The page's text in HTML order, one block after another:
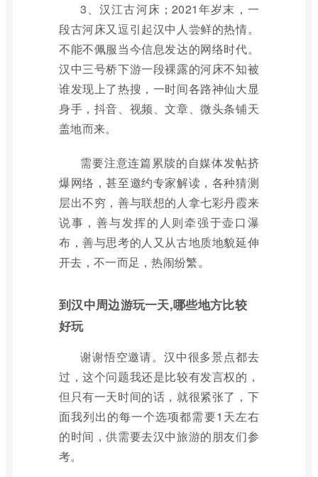
3、汉江古河床；2021年岁末，一
段古河床又逗引起汉中人尝鲜的热情。
不能不佩服当今信息发达的网络时代。
汉中三号桥下游一段裸露的河床不知被
谁发现上了热搜，一时间各路神仙大显
身手，抖音、视频、文章、微头条铺天
盖地而来。
需要注意连篇累牍的自媒体发帖挤
爆网络，甚至邀约专家解读，各种猜测
层出不穷，善与联想的人拿七彩丹霞来
说事，善与发挥的人则牵强于壶口瀑
布，善与思考的人又从古地质地貌延伸
开去，不一而足，热闹纷繁。
到汉中周边游玩一天,哪些地方比较
好玩
谢谢悟空邀请。汉中很多景点都去
过，这个问题我还是比较有发言权的，
但只有一天时间的话，就很紧张了，下
面我列出的每一个选项都需要1天左右
的时间，供需要去汉中旅游的朋友们参
考。